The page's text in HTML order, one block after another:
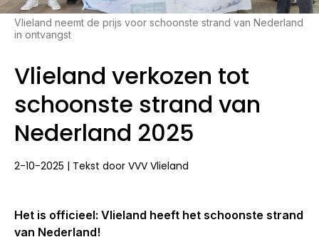
Vlieland neemt de prijs voor schoonste strand van Nederland
in ontvangst
Vlieland verkozen tot
schoonste strand van
Nederland 2025
2-10-2025 | Tekst door VVV Vlieland
Het is officieel: Vlieland heeft het schoonste strand
van Nederland!